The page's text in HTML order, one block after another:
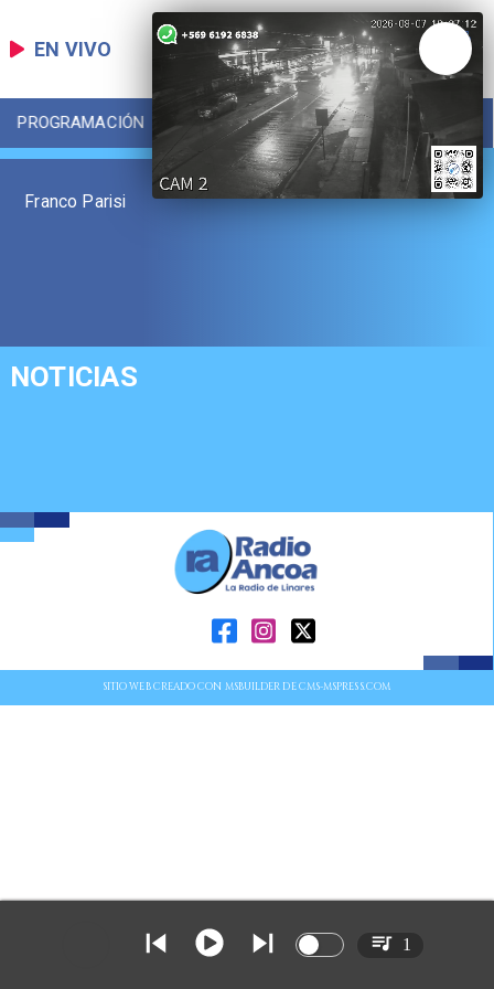
EN VIVO
PROGRAMACIÓN LOCAL DEPORTES
Franco Parisi
NOTICIAS
SITIO WEB CREADO CON MSBUILDER DE CMS-MSPRESS.COM
1